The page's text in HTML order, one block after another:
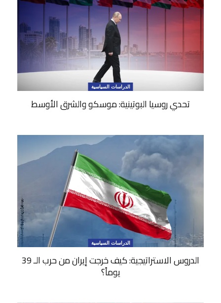
الدراسات السياسية
تحدي روسيا البوتينية: موسكو والشرق الأوسط
الدراسات السياسية
الدروس الاستراتيجية: كيف خرجت إيران من حرب الـ 39
يوماً؟